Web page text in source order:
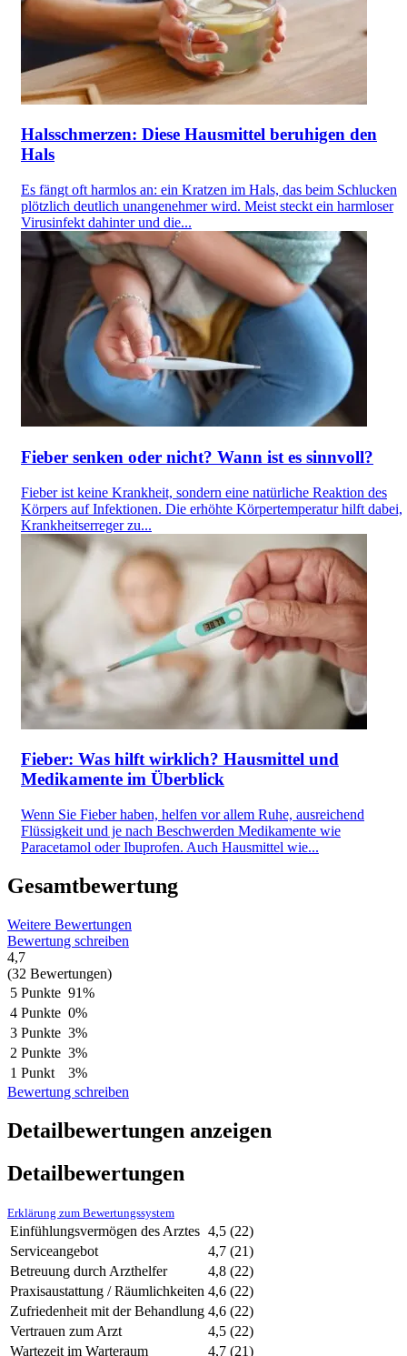
Halsschmerzen: Diese Hausmittel beruhigen den
Hals
Es fängt oft harmlos an: ein Kratzen im Hals, das beim Schlucken
plötzlich deutlich unangenehmer wird. Meist steckt ein harmloser
Virusinfekt dahinter und die...
Fieber senken oder nicht? Wann ist es sinnvoll?
Fieber ist keine Krankheit, sondern eine natürliche Reaktion des
Körpers auf Infektionen. Die erhöhte Körpertemperatur hilft dabei,
Krankheitserreger zu...
Fieber: Was hilft wirklich? Hausmittel und
Medikamente im Überblick
Wenn Sie Fieber haben, helfen vor allem Ruhe, ausreichend
Flüssigkeit und je nach Beschwerden Medikamente wie
Paracetamol oder Ibuprofen. Auch Hausmittel wie...
Gesamtbewertung
Weitere Bewertungen
Bewertung schreiben
4,7
(32 Bewertungen)
5 Punkte 91%
4 Punkte 0%
3 Punkte 3%
2 Punkte 3%
1 Punkt
3%
Bewertung schreiben
Detailbewertungen anzeigen
Detailbewertungen
Erklärung zum Bewertungssystem
Einfühlungsvermögen des Arztes 4,5 (22)
Serviceangebot
4,7 (21)
Betreuung durch Arzthelfer
4,8 (22)
Praxisaustattung / Räumlichkeiten 4,6 (22)
Zufriedenheit mit der Behandlung 4,6 (22)
Vertrauen zum Arzt
4,5 (22)
Wartezeit im Warteraum
4,7 (21)